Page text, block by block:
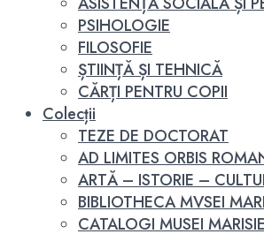
PSIHOLOGIE
FILOSOFIE
ȘTIINȚĂ ȘI TEHNICĂ
CĂRȚI PENTRU COPII
Colecții
TEZE DE DOCTORAT
AD LIMITES ORBIS
ARTĂ – ISTORIE –
BIBLIOTHECA MVSEI
CATALOGI MUSEI